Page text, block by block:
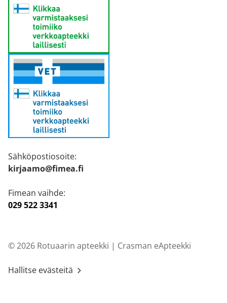
Sähköpostiosoite:
kirjaamo@fimea.fi
Fimean vaihde:
029 522 3341
© 2026 Rotuaarin apteekki | Crasman eApteekki
Hallitse evästeitä